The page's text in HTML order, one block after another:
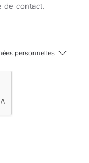
de contact.
personnelles